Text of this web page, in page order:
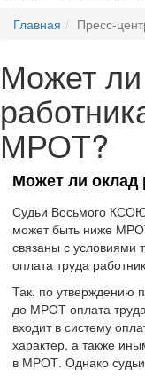
Главная
Пресс-
Может
МРОТ?
Может ли
Судьи Восьмого КСОЮ
может быть ниже
связаны с условиями
оплата труда
Так, по утверждению
до МРОТ оплата
входит в систему
характер, а также
в МРОТ. Однако судьи